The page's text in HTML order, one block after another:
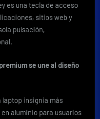
es una tecla de acceso
sitios web y
pulsación,
se une al diseño
laptop insignia más
aluminio para usuarios